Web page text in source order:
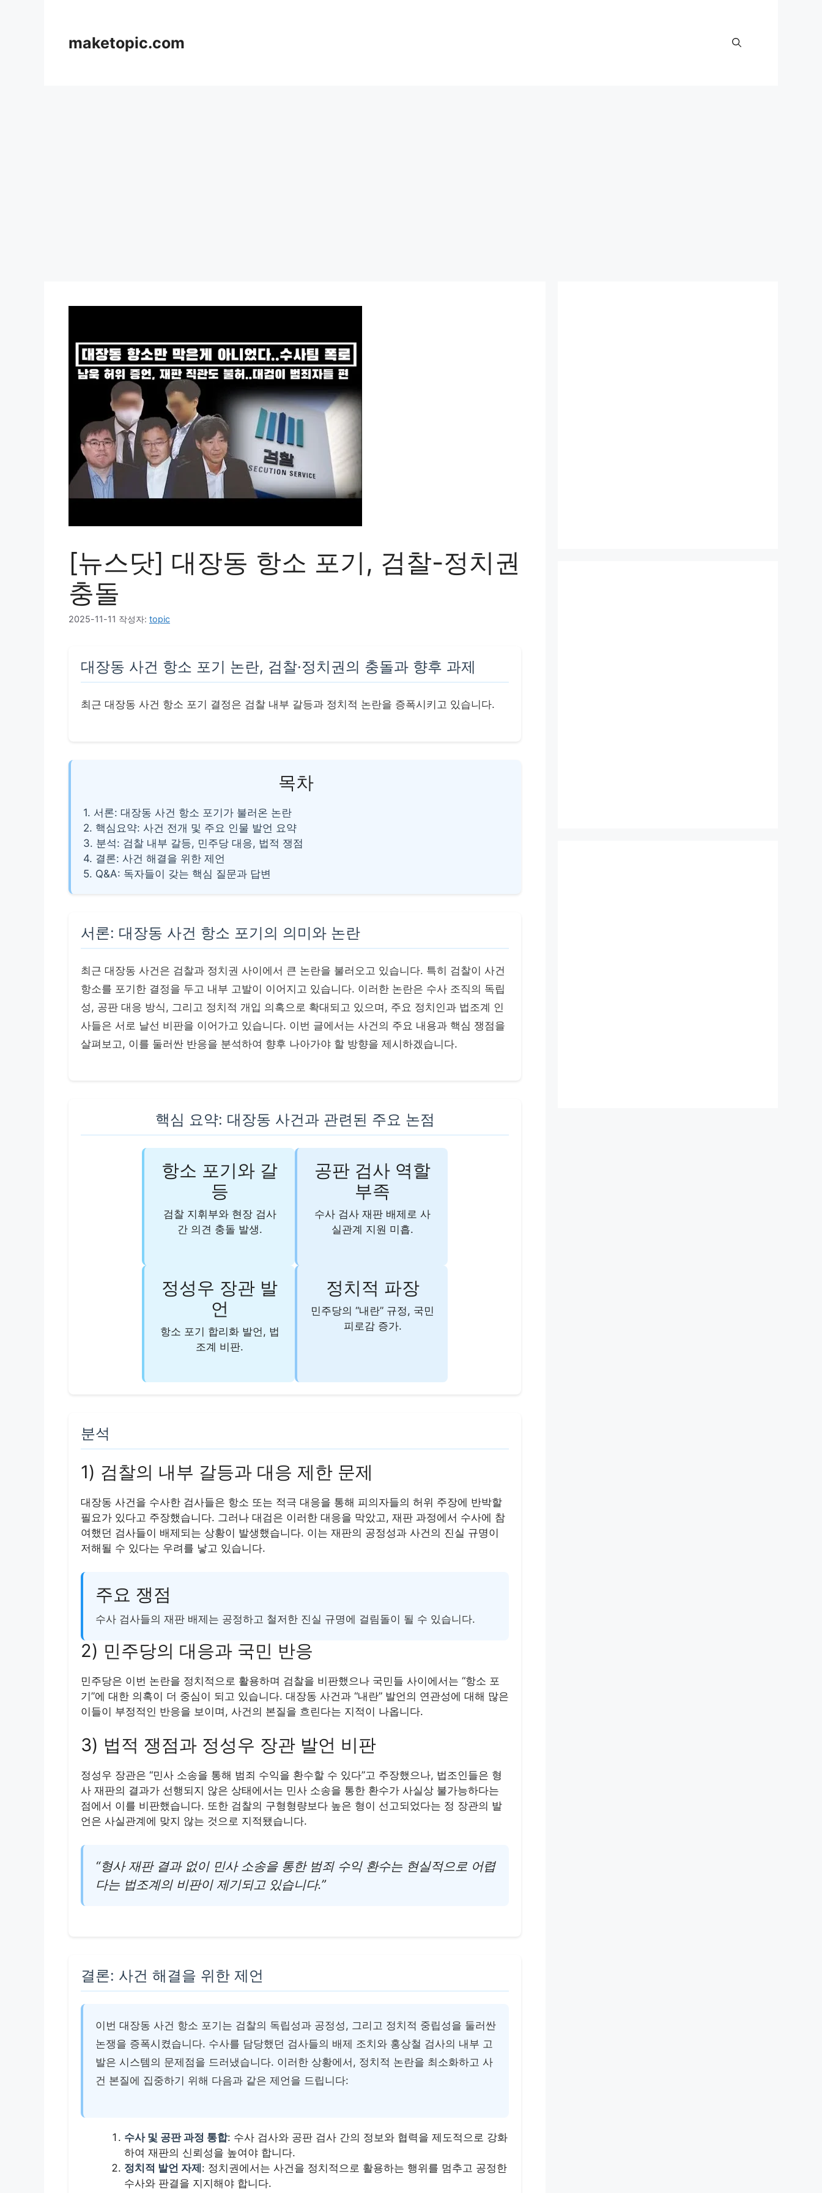
maketopic.com
[뉴스닷] 대장동 항소 포기, 검찰-정치권
충돌
2025-11-11 작성자: topic
대장동 사건 항소 포기 논란, 검찰·정치권의 충돌과 향후 과제
최근 대장동 사건 항소 포기 결정은 검찰 내부 갈등과 정치적 논란을 증폭시키고 있습니다.
목차
1. 서론: 대장동 사건 항소 포기가 불러온 논란
2. 핵심요약: 사건 전개 및 주요 인물 발언 요약
3. 분석: 검찰 내부 갈등, 민주당 대응, 법적 쟁점
4. 결론: 사건 해결을 위한 제언
5. Q&A: 독자들이 갖는 핵심 질문과 답변
서론: 대장동 사건 항소 포기의 의미와 논란
최근 대장동 사건은 검찰과 정치권 사이에서 큰 논란을 불러오고 있습니다. 특히 검찰이 사건
항소를 포기한 결정을 두고 내부 고발이 이어지고 있습니다. 이러한 논란은 수사 조직의 독립
성, 공판 대응 방식, 그리고 정치적 개입 의혹으로 확대되고 있으며, 주요 정치인과 법조계 인
사들은 서로 날선 비판을 이어가고 있습니다. 이번 글에서는 사건의 주요 내용과 핵심 쟁점을
살펴보고, 이를 둘러싼 반응을 분석하여 향후 나아가야 할 방향을 제시하겠습니다.
핵심 요약: 대장동 사건과 관련된 주요 논점
항소 포기와 갈
등
검찰 지휘부와 현장 검사
간 의견 충돌 발생.
공판 검사 역할
부족
수사 검사 재판 배제로 사
실관계 지원 미흡.
정성우 장관 발
언
항소 포기 합리화 발언, 법
조계 비판.
정치적 파장
민주당의 “내란” 규정, 국민
피로감 증가.
분석
1) 검찰의 내부 갈등과 대응 제한 문제
대장동 사건을 수사한 검사들은 항소 또는 적극 대응을 통해 피의자들의 허위 주장에 반박할
필요가 있다고 주장했습니다. 그러나 대검은 이러한 대응을 막았고, 재판 과정에서 수사에 참
여했던 검사들이 배제되는 상황이 발생했습니다. 이는 재판의 공정성과 사건의 진실 규명이
저해될 수 있다는 우려를 낳고 있습니다.
주요 쟁점
수사 검사들의 재판 배제는 공정하고 철저한 진실 규명에 걸림돌이 될 수 있습니다.
2) 민주당의 대응과 국민 반응
민주당은 이번 논란을 정치적으로 활용하며 검찰을 비판했으나 국민들 사이에서는 “항소 포
기”에 대한 의혹이 더 중심이 되고 있습니다. 대장동 사건과 “내란” 발언의 연관성에 대해 많은
이들이 부정적인 반응을 보이며, 사건의 본질을 흐린다는 지적이 나옵니다.
3) 법적 쟁점과 정성우 장관 발언 비판
정성우 장관은 “민사 소송을 통해 범죄 수익을 환수할 수 있다”고 주장했으나, 법조인들은 형
사 재판의 결과가 선행되지 않은 상태에서는 민사 소송을 통한 환수가 사실상 불가능하다는
점에서 이를 비판했습니다. 또한 검찰의 구형형량보다 높은 형이 선고되었다는 정 장관의 발
언은 사실관계에 맞지 않는 것으로 지적됐습니다.
“형사 재판 결과 없이 민사 소송을 통한 범죄 수익 환수는 현실적으로 어렵
다는 법조계의 비판이 제기되고 있습니다.”
결론: 사건 해결을 위한 제언
이번 대장동 사건 항소 포기는 검찰의 독립성과 공정성, 그리고 정치적 중립성을 둘러싼
논쟁을 증폭시켰습니다. 수사를 담당했던 검사들의 배제 조치와 홍상철 검사의 내부 고
발은 시스템의 문제점을 드러냈습니다. 이러한 상황에서, 정치적 논란을 최소화하고 사
건 본질에 집중하기 위해 다음과 같은 제언을 드립니다:
수사 및 공판 과정 통합: 수사 검사와 공판 검사 간의 정보와 협력을 제도적으로 강화
하여 재판의 신뢰성을 높여야 합니다.
정치적 발언 자제: 정치권에서는 사건을 정치적으로 활용하는 행위를 멈추고 공정한
수사와 판결을 지지해야 합니다.